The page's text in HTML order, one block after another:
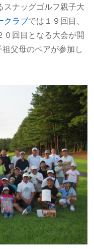
スナッグゴルフ親子大
クラブでは１９回目、
０回目となる大会が開
父母のペアが参加し